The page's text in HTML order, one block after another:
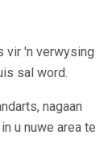
vir 'n verwysing
sal word.
nagaan
u nuwe area te